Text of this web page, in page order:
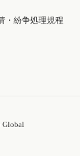
・紛争処理規程
Global